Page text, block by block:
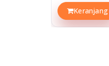
Keranjang